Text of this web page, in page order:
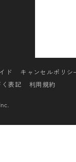
ド
キャンセルポリシ
表記 利用規約